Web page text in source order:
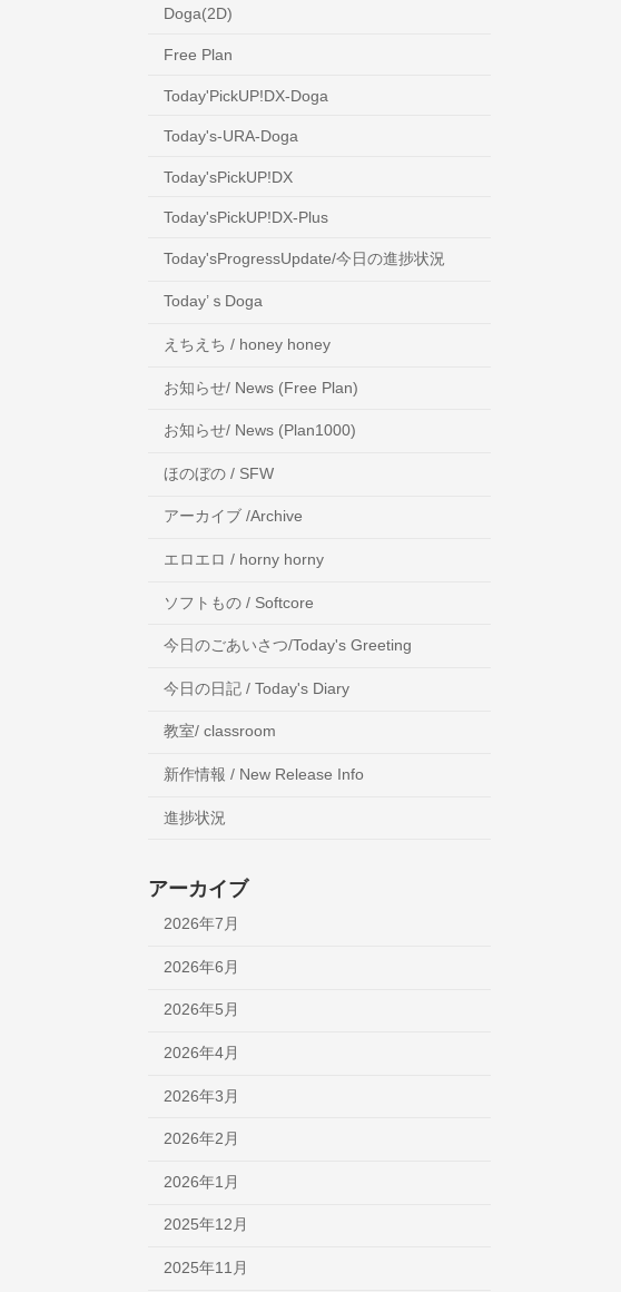
Doga(2D)
Free Plan
Today'PickUP!DX-Doga
Today's-URA-Doga
Today'sPickUP!DX
Today'sPickUP!DX-Plus
Today'sProgressUpdate/今日の進捗状況
Today’ｓDoga
えちえち / honey honey
お知らせ/ News (Free Plan)
お知らせ/ News (Plan1000)
ほのぼの / SFW
アーカイブ /Archive
エロエロ / horny horny
ソフトもの / Softcore
今日のごあいさつ/Today's Greeting
今日の日記 / Today's Diary
教室/ classroom
新作情報 / New Release Info
進捗状況
アーカイブ
2026年7月
2026年6月
2026年5月
2026年4月
2026年3月
2026年2月
2026年1月
2025年12月
2025年11月